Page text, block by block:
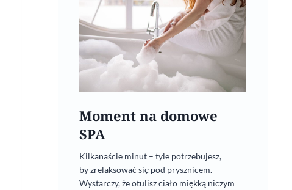
Moment na domowe
SPA
Kilkanaście minut – tyle potrzebujesz,
by zrelaksować się pod prysznicem.
Wystarczy, że otulisz ciało miękką niczym